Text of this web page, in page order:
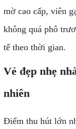
mờ cao cấp, viên
không quá phô
tế theo thời gian.
Vẻ đẹp nhẹ
nhiên
Điểm thu hút lớn